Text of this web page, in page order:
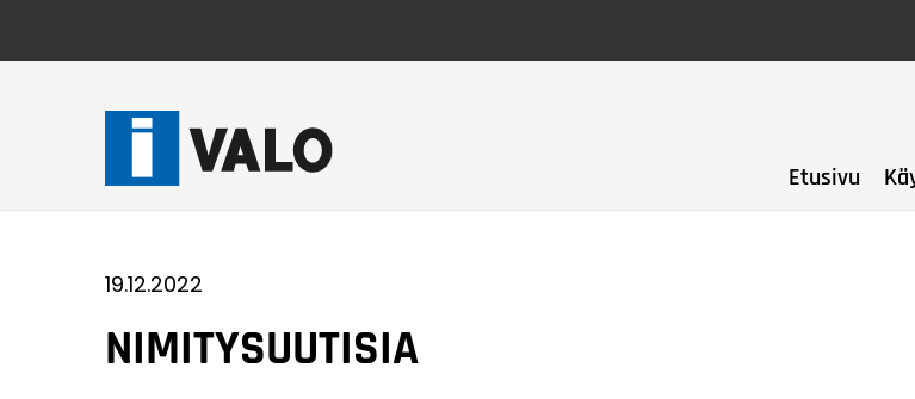
Etusivu
19.12.2022
NIMITYSUUTISIA